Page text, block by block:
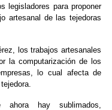
legisladores para proponer
artesanal de las tejedoras
los trabajos artesanales
la computarización de los
lo cual afecta de
hay sublimados,